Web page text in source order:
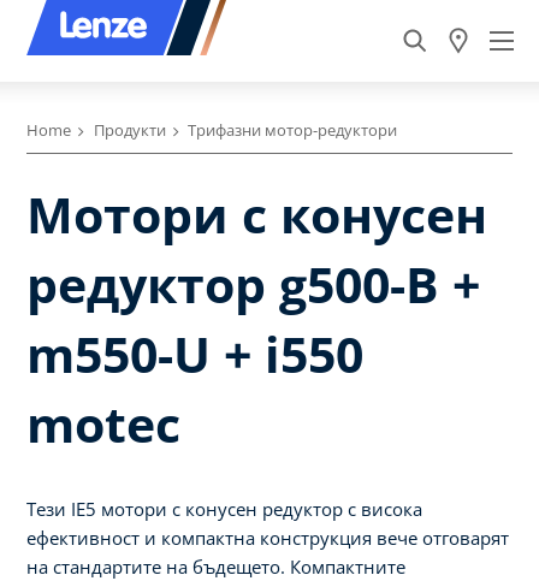
Home Продукти Трифазни мотор-редуктори
Мотори с конусен
редуктор g500-B +
m550-U + i550
motec
Тези IE5 мотори с конусен редуктор с висока
ефективност и компактна конструкция вече отговарят
на стандартите на бъдещето. Компактните